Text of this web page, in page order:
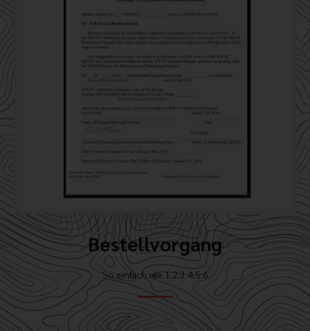
Bestellvorgang
So einfach wie 1.2.3.4.5.6